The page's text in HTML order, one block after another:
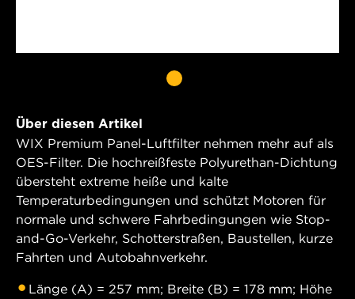
Über diesen Artikel
WIX Premium Panel-Luftfilter nehmen mehr auf als
OES-Filter. Die hochreißfeste Polyurethan-Dichtung
übersteht extreme heiße und kalte
Temperaturbedingungen und schützt Motoren für
normale und schwere Fahrbedingungen wie Stop-
and-Go-Verkehr, Schotterstraßen, Baustellen, kurze
Fahrten und Autobahnverkehr.
Länge (A) = 257 mm; Breite (B) = 178 mm; Höhe